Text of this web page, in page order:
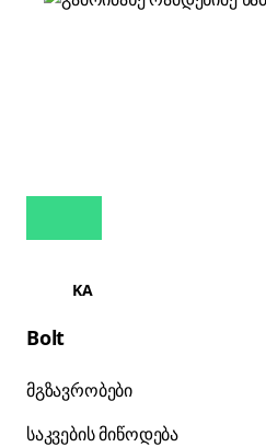
KA
Bolt
მგზავრობები
საკვების მიწოდება